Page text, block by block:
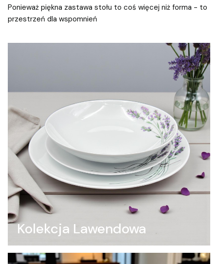
Ponieważ piękna zastawa stołu to coś więcej niż forma - to
przestrzeń dla wspomnień
Kolekcja Lawendowa